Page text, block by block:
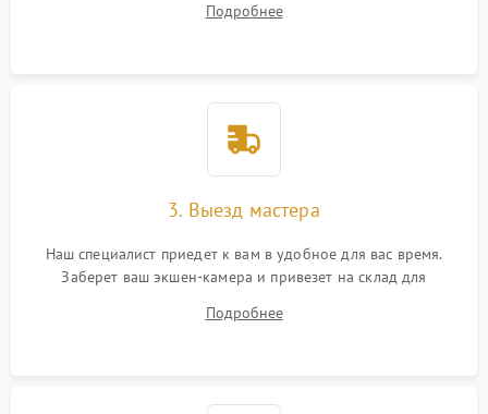
Подробнее
3. Выезд мастера
Наш специалист приедет к вам в удобное для вас время.
Заберет ваш экшен-камера и привезет на склад для
Подробнее